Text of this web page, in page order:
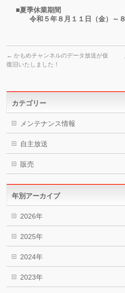
■夏季休業期間
令和５年８月１１日（金）～８
← かもめチャンネルのデータ放送が仮
復旧いたしました！
カテゴリー
メンテナンス情報
自主放送
販売
年別アーカイブ
2026年
2025年
2024年
2023年